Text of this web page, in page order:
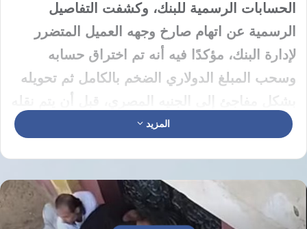
الحسابات الرسمية للبنك، وكشفت التفاصيل
الرسمية عن اتهام صارخ وجهه العميل المتضرر
لإدارة البنك، مؤكدًا فيه أنه تم اختراق حسابه
وسحب المبلغ الدولاري الضخم بالكامل ثم تحويله
وتحويله مباشرة من حسابه الشخصي إلى حساب
يحمي أموال المودعين.
واستعرض العميل المنكوب تفاصيل الأزمة الكارثية
المزيد